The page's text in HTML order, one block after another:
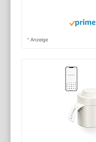
* Anzeige